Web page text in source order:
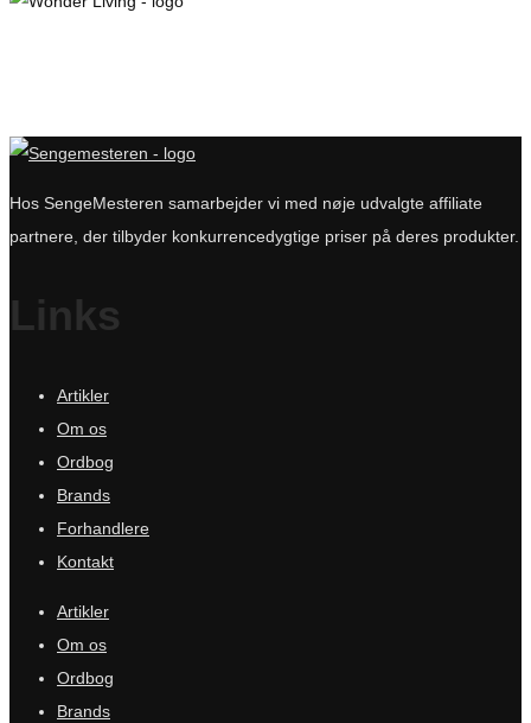
Hos SengeMesteren samarbejder vi med nøje udvalgte affiliate
partnere, der tilbyder konkurrencedygtige priser på deres produkter.
Links
Artikler
Om os
Ordbog
Brands
Forhandlere
Kontakt
Artikler
Om os
Ordbog
Brands